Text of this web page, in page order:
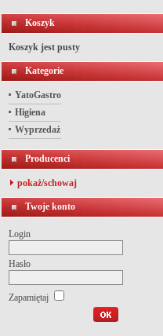
Koszyk
Koszyk jest pusty
Kategorie
YatoGastro
Higiena
Wyprzedaż
Producenci
pokaż/schowaj
Twoje konto
Login
Hasło
Zapamiętaj